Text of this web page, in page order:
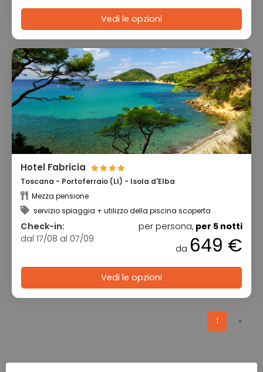
Vedi le opzioni
Hotel Fabricia
Toscana - Portoferraio (LI) - Isola d'Elba
Mezza pensione
servizio spiaggia + utilizzo della piscina scoperta
Check-in:
dal 17/08 al 07/09
per persona, per 5 notti
da 649 €
Vedi le opzioni
1 »